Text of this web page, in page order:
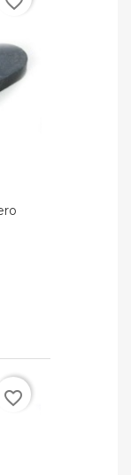
favorite_border